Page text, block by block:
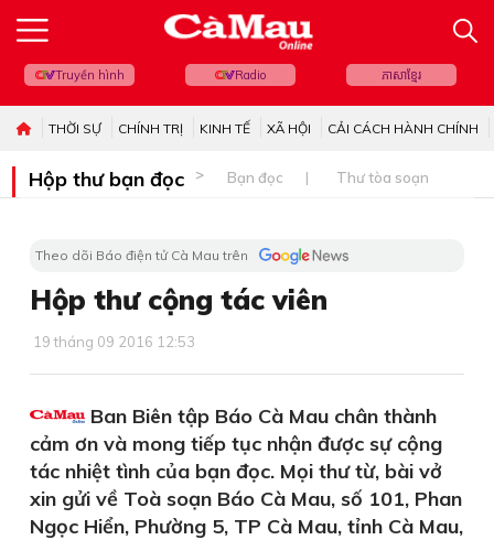
Truyền hình Radio ភាសាខ្មែរ
THỜI SỰ CHÍNH TRỊ KINH TẾ XÃ HỘI CẢI CÁCH HÀNH CHÍNH
Hộp thư bạn đọc Bạn đọc Thư tòa soạn
Theo dõi Báo điện tử Cà Mau trên
Hộp thư cộng tác viên
19 tháng 09 2016 12:53
Ban Biên tập Báo Cà Mau chân thành
cảm ơn và mong tiếp tục nhận được sự cộng
tác nhiệt tình của bạn đọc. Mọi thư từ, bài vở
xin gửi về Toà soạn Báo Cà Mau, số 101, Phan
Ngọc Hiển, Phường 5, TP Cà Mau, tỉnh Cà Mau,